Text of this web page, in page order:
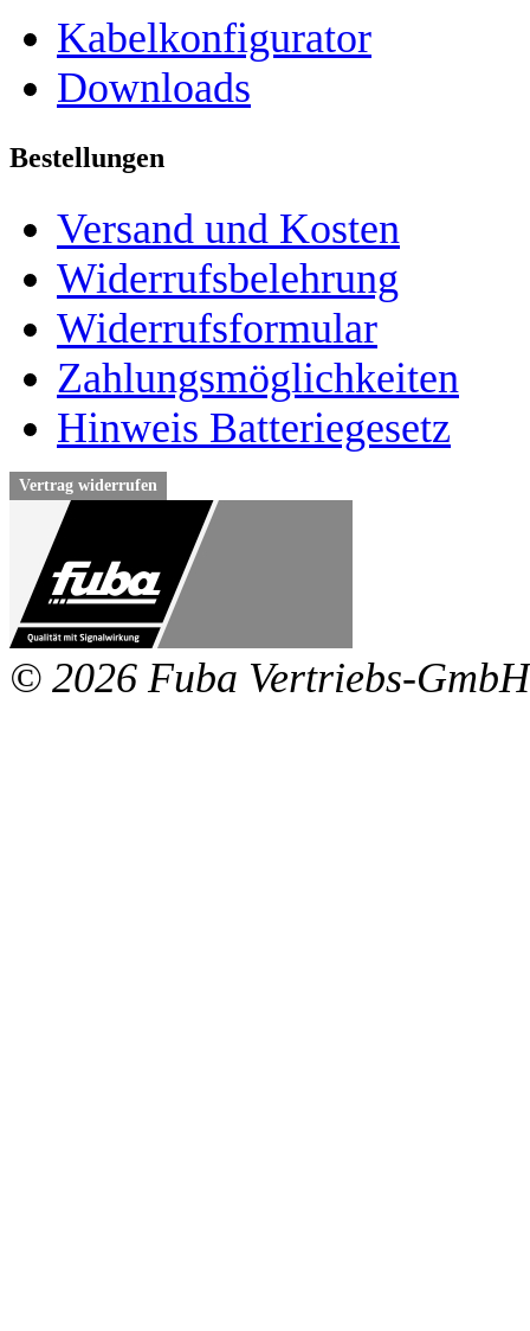
Kabelkonfigurator
Downloads
Bestellungen
Versand und Kosten
Widerrufsbelehrung
Widerrufsformular
Zahlungsmöglichkeiten
Hinweis Batteriegesetz
Vertrag widerrufen
© 2026 Fuba Vertriebs-GmbH